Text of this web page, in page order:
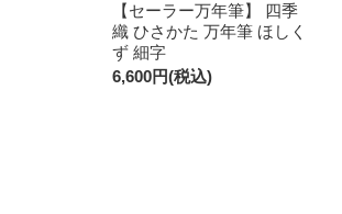
【セーラー万年筆】 四季
織 ひさかた 万年筆 ほしく
ず 細字
6,600円(税込)